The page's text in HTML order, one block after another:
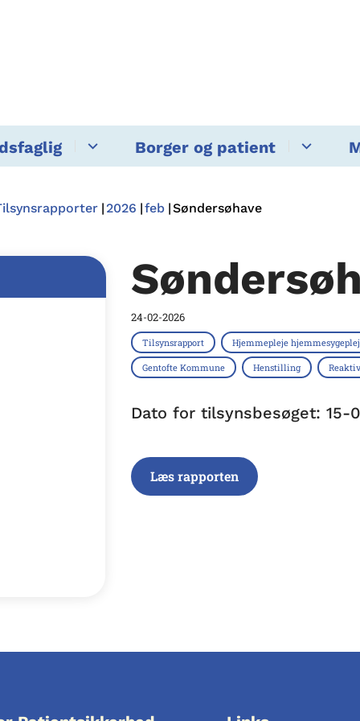
Borger og patient
2026 feb Søndersøhave
24-02-2026
Tilsynsrapport Hjemmepleje
Gentofte Kommune Henstilling
Dato for tilsynsbesøget: 15-
Læs rapporten